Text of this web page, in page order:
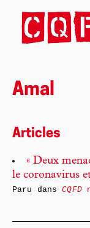
Amal
Articles
« Deux
le coronavirus
Paru dansCQFD